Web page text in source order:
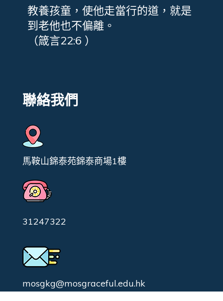
教養孩童，使他走當行的道，就是
到老他也不偏離。
（箴言22:6 ）
聯絡我們
馬鞍山錦泰苑錦泰商場1樓
31247322
mosgkg@mosgraceful.edu.hk